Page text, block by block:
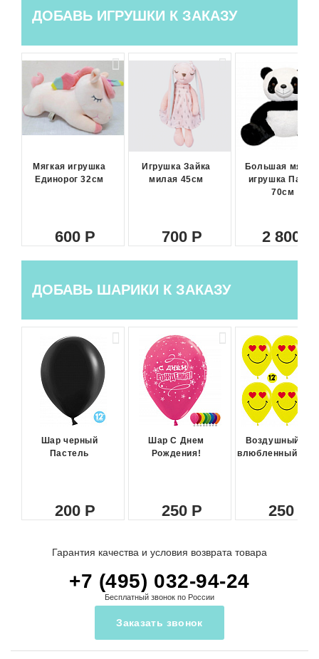
ДОБАВЬ ИГРУШКИ К ЗАКАЗУ
Мягкая игрушка
Единорог 32см
600
Игрушка Зайка
милая 45см
700
Большая
игрушка Панда
70см
2 800
ДОБАВЬ ШАРИКИ К ЗАКАЗУ
Шар черный
Пастель
200
Шар С Днем
Рождения!
250
Воздушный
влюбленный
250
Гарантия качества и условия возврата товара
+7 (495) 032-94-24
Бесплатный звонок по России
Заказать звонок